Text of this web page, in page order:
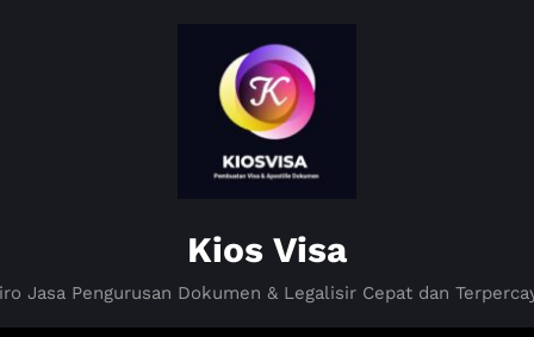
Kios Visa
Jasa Pengurusan Dokumen & Legalisir Cepat dan